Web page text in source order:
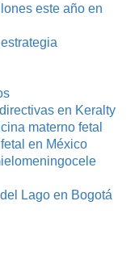
este año en
en Keralty
materno fetal
en México
Lago en Bogotá